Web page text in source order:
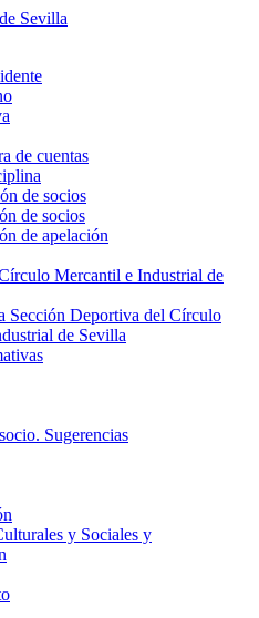
de cuentas
de socios
de socios
de apelación
Mercantil e Industrial de
Sección Deportiva del Círculo
de Sevilla
Sugerencias
y Sociales y